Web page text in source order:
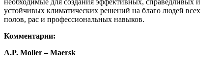
устойчивых климатических решений на благо людей всех
полов, рас и профессиональных навыков.
Комментарии:
A.P. Moller – Maersk